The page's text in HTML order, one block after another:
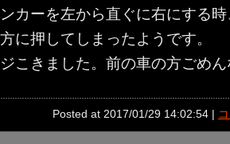
カーを左から直ぐに右にする
に押してしまったようです。
こきました。前の車の方ごめ
Posted at 2017/01/29 14:02:54 |